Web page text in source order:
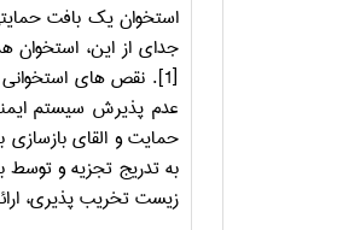
استخوان یک بافت
جدای از این، استخوان
[1] . نقص های
عدم پذیرش سیستم
حمایت و القای
به تدریج تجزیه و توسط
زیست تخریب پذیری،